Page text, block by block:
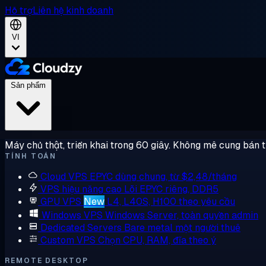
Hỗ trợLiên hệ kinh doanh
VI
Máy chủ thật, triển khai trong 60 giây. Không mê cung bán
TÍNH TOÁN
Cloud VPS EPYC dùng chung, từ $2,48/tháng
VPS hiệu năng cao Lõi EPYC riêng, DDR5
GPU VPS New L4, L40S, H100 theo yêu cầu
Windows VPS Windows Server, toàn quyền admin
Dedicated Servers Bare metal một người thuê
Custom VPS Chọn CPU, RAM, đĩa theo ý
REMOTE DESKTOP